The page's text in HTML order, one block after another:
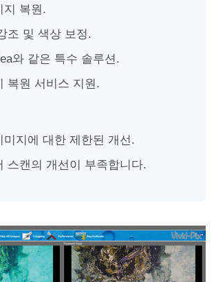
지 복원.
조 및 색상 보정.
와 같은 특수 솔루션.
복원 서비스 지원.
미지에 대한 제한된 개선.
스캔의 개선이 부족합니다.